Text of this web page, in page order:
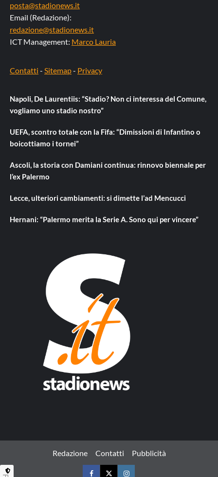
posta@stadionews.it
Email (Redazione):
redazione@stadionews.it
ICT Management: Marco Lauria
Contatti - Sitemap- Privacy
Napoli, De Laurentiis: “Stadio? Non ci interessa del Comune,
vogliamo uno stadio nostro”
UEFA, scontro totale con la Fifa: “Dimissioni di Infantino o
boicottiamo i tornei”
Ascoli, la storia con Damiani continua: rinnovo biennale per
l’ex Palermo
Lecce, ulteriori cambiamenti: si dimette l’ad Mencucci
Hernani: “Palermo merita la Serie A. Sono qui per vincere”
Redazione Contatti Pubblicità